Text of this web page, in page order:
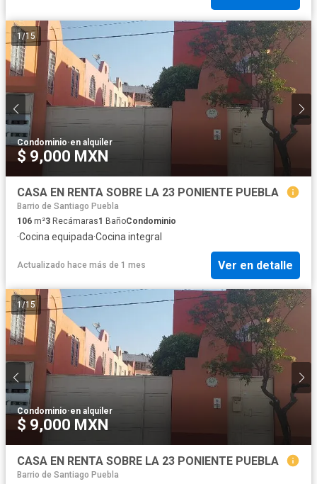
1/15
Condominio·en alquiler
$ 9,000 MXN
CASA EN RENTA SOBRE LA 23 PONIENTE PUEBLA
Barrio de Santiago Puebla
106 m²3 Recámaras1 BañoCondominio
·Cocina equipada·Cocina integral
Actualizado hace más de 1 mes Ver en detalle
1/15
Condominio·en alquiler
$ 9,000 MXN
CASA EN RENTA SOBRE LA 23 PONIENTE PUEBLA
Barrio de Santiago Puebla